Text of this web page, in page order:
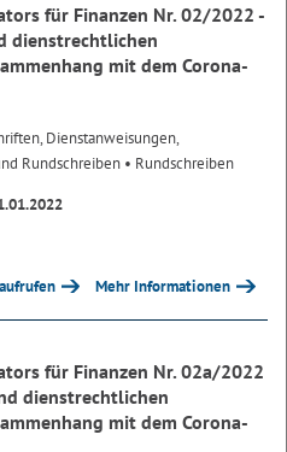
für Finanzen Nr. 02/2022 -
dienstrechtlichen
mit dem Corona-
Dienstanweisungen,
Rundschreiben • Rundschreiben
Mehr Informationen
für Finanzen Nr. 02a/2022
dienstrechtlichen
mit dem Corona-